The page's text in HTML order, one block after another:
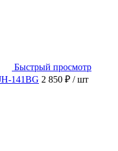
Быстрый просмотр
141BG 2 850 ₽ / шт